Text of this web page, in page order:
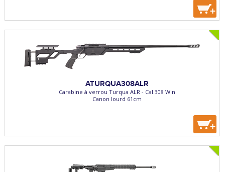
+
ATURQUA308ALR
Carabine à verrou Turqua ALR - Cal.308 Win
Canon lourd 61cm
+